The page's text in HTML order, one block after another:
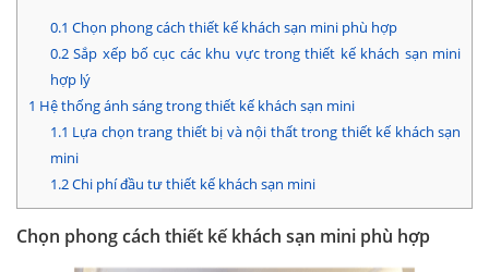
0.1 Chọn phong cách thiết kế khách sạn mini phù hợp
0.2Sắp xếp bố cục các khu vực trong thiết kế khách sạn mini
hợp lý
1 Hệ thống ánh sáng trong thiết kế khách sạn mini
1.1 Lựa chọn trang thiết bị và nội thất trong thiết kế khách sạn
mini
1.2Chi phí đầu tư thiết kế khách sạn mini
Chọn phong cách thiết kế khách sạn mini phù hợp